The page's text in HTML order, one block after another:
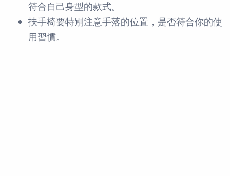
符合自己身型的款式。
扶手椅要特別注意手落的位置，是否符合你的使
用習慣。